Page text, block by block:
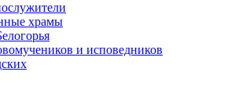
храмы
и исповедников